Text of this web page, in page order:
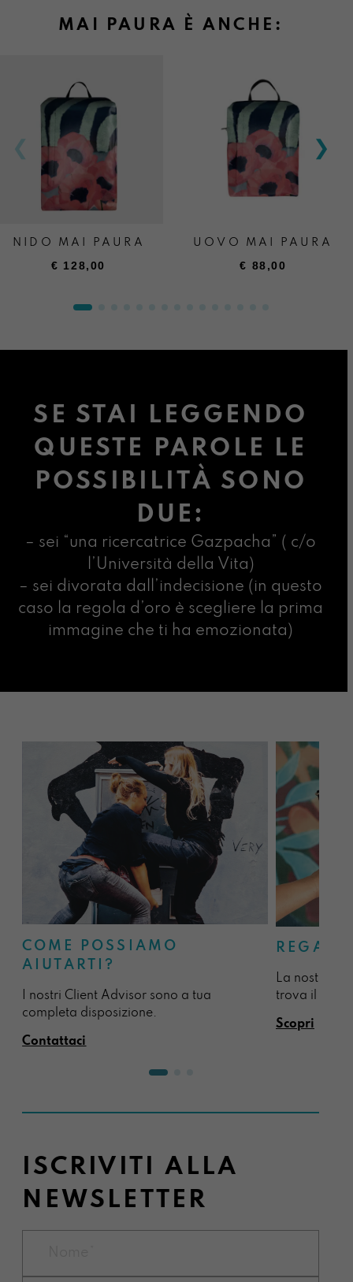
MAI PAURA È ANCHE:
NIDO MAI PAURA
€ 128,00
UOVO MAI PAURA
€ 88,00
SE STAI LEGGENDO
QUESTE PAROLE LE
POSSIBILITÀ SONO
DUE:
– sei “una ricercatrice Gazpacha” ( c/o
l’Università della Vita)
– sei divorata dall’indecisione (in questo
caso la regola d’oro è scegliere la prima
immagine che ti ha emozionata)
COME POSSIAMO
AIUTARTI?
I nostri Client Advisor sono a tua
completa disposizione.
Contattaci
La nostra
trova il
Scopri
ISCRIVITI ALLA
NEWSLETTER